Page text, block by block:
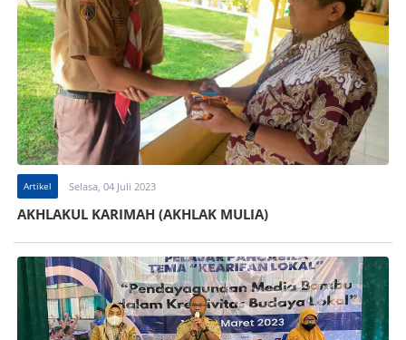
Artikel Selasa, 04 Juli 2023
AKHLAKUL KARIMAH (AKHLAK MULIA)